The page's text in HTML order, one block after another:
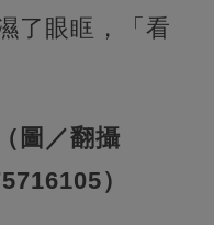
了眼眶，「看
圖／翻攝
）